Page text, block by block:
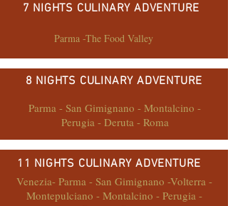
7 NIGHTS CULINARY ADVENTURE
Parma -The Food Valley
8 NIGHTS CULINARY ADVENTURE
Parma - San Gimignano - Montalcino -
Perugia - Deruta - Roma
11 NIGHTS CULINARY ADVENTURE
Venezia- Parma - San Gimignano -Volterra -
Montepulciano - Montalcino - Perugia -